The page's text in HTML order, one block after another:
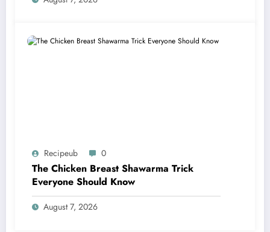
Recipeub 0
The Chicken Breast Shawarma Trick
Everyone Should Know
August 7, 2026